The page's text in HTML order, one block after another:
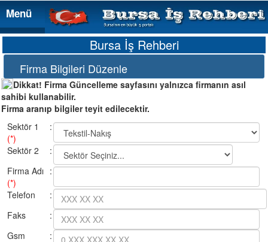
Menü
Menü
Bursa İş Rehberi
Firma Bilgileri Düzenle
Dikkat! Firma Güncelleme sayfasını yalnızca firmanın asıl
sahibi kullanabilir.
Firma aranıp bilgiler teyit edilecektir.
Sektör 1
(*)
:
Sektör 2
:
Firma Adı
(*)
:
Telefon
:
Faks
:
Gsm
: